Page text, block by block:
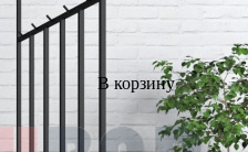
В корзину